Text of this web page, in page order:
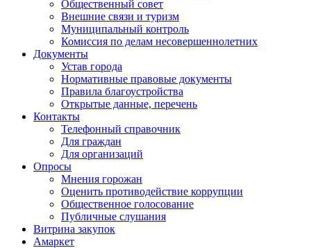
Общественный совет
Внешние связи и туризм
Муниципальный контроль
Комиссия по делам несовершеннолетних
Документы
Устав города
Нормативные правовые документы
Правила благоустройства
Открытые данные, перечень
Контакты
Телефонный справочник
Для граждан
Для организаций
Опросы
Мнения горожан
Оценить противодействие коррупции
Общественное голосование
Публичные слушания
Витрина закупок
Амаркет